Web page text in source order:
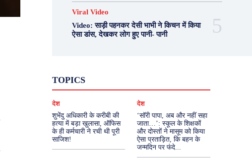
Viral Video
Video: साड़ी पहनकर देसी भाभी ने किचन में किया
ऐसा डांस, देखकर लोग हुए पानी- पानी
TOPICS
दुनिया
मनोरंजन
राजनीति वास्तु शास्त्र
More
देश
शुभेंदु अधिकारी के करीबी की
हत्या में बड़ा खुलासा, ऑफिस
के ही कर्मचारी ने रची थी पूरी
साजिश!
देश
‘सॉरी पापा, अब और नहीं सहा
जाता…’: स्कूल के शिक्षकों
और दोस्तों ने मासूम को किया
ऐसा प्रताड़ित, कि बहन के
जन्मदिन पर फंदे...